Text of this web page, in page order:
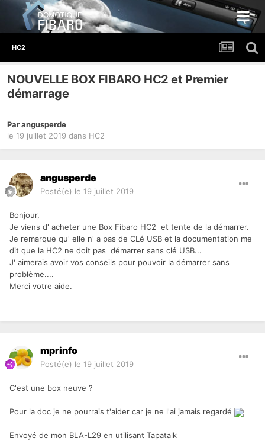
HC2
NOUVELLE BOX FIBARO HC2 et Premier
démarrage
Parangusperde
le 19 juillet 2019 dans HC2
angusperde
Posté(e) le 19 juillet 2019
Bonjour,
Je viens d' acheter une Box Fibaro HC2 et tente de la démarrer.
Je remarque qu' elle n' a pas de CLé USB et la documentation me
dit que la HC2 ne doit pas démarrer sans clé USB...
J' aimerais avoir vos conseils pour pouvoir la démarrer sans
problème....
Merci votre aide.
mprinfo
Posté(e) le 19 juillet 2019
C'est une box neuve ?
Pour la doc je ne pourrais t'aider car je ne l'ai jamais regardé
Envoyé de mon BLA-L29 en utilisant Tapatalk